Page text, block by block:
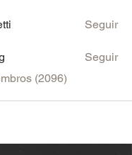
Seguir
Seguir
(2096)